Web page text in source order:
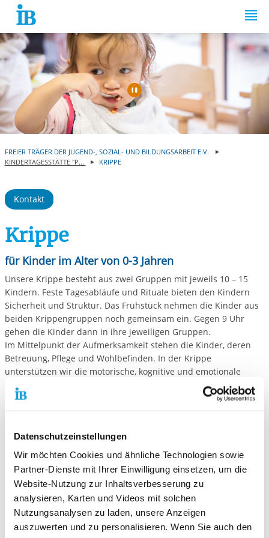
Datenschutzeinstellungen
Wir möchten Cookies und ähnliche Technologien sowie
Partner-Dienste mit Ihrer Einwilligung einsetzen, um die
Website-Nutzung zur Inhaltsverbesserung zu
analysieren, Karten und Videos mit solchen
Nutzungsanalysen zu laden, unsere Anzeigen
auszuwerten und zu personalisieren. Wenn Sie auch den
Springe zum Inhalt
Automatische
FREIER TRÄGER DER JUGEND-, SOZIAL- UND BILDUNGSARBEIT E.V.
KINDERTAGESSTÄTTE "P...
KRIPPE
Kontakt
Krippe
für Kinder im Alter von 0-3 Jahren
Unsere Krippe besteht aus zwei Gruppen mit jeweils 10 – 15
Kindern. Feste Tagesabläufe und Rituale bieten den Kindern
Sicherheit und Struktur. Das Frühstück nehmen die Kinder aus
beiden Krippengruppen noch gemeinsam ein. Gegen 9 Uhr
gehen die Kinder dann in ihre jeweiligen Gruppen.
Im Mittelpunkt der Aufmerksamkeit stehen die Kinder, deren
Betreuung, Pflege und Wohlbefinden. In der Krippe
unterstützen wir die motorische, kognitive und emotionale
Entwicklung der Kinder und helfen dabei, soziale Kompetenzen
zu entwickeln. Wir legen Wert auf altersspezifisches Spiel als
Voraussetzung für ein soziales, sachbezogenes Lernen während
Mittagsschlaf.
Neu hinzukommende Kinder gewöhnen wir, in Anwesenheit
einer vertrauten Person, ein. Behutsam führen wir sie an
andere Kinder und anderes Spielzeug heran. Unser
Vertrauensverhältnis zu den Eltern fördern wir, indem wir
regelmäßig Gespräche führen und unsere Arbeit transparent
machen.